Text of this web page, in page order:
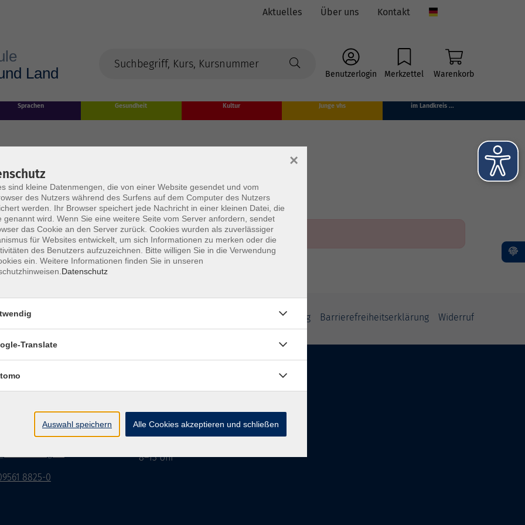
Aktuelles Über uns Kontakt
Benutzerlogin Merkzettel Warenkorb
Sprachen Gesundheit Kultur Junge vhs im Landkreis ...
AGB/Widerrufsbelehrung Barrierefreiheitserklärung Widerruf
15
8825-0
Montag bis Donnerstag:
8–13 Uhr und 13:30–17 Uhr
8–13 Uhr
sind kleine Datenmengen, die von einer Website gesendet und vom
des Nutzers während des Surfens auf dem Computer des Nutzers
werden. Ihr Browser speichert jede Nachricht in einer kleinen Datei, die
genannt wird. Wenn Sie eine weitere Seite vom Server anfordern, sendet
das Cookie an den Server zurück. Cookies wurden als zuverlässiger
für Websites entwickelt, um sich Informationen zu merken oder die
des Benutzers aufzuzeichnen. Bitte willigen Sie in die Verwendung
ein. Weitere Informationen finden Sie in unseren
Datenschutz
×
Translate
Auswahl speichern Alle Cookies akzeptieren und schließen